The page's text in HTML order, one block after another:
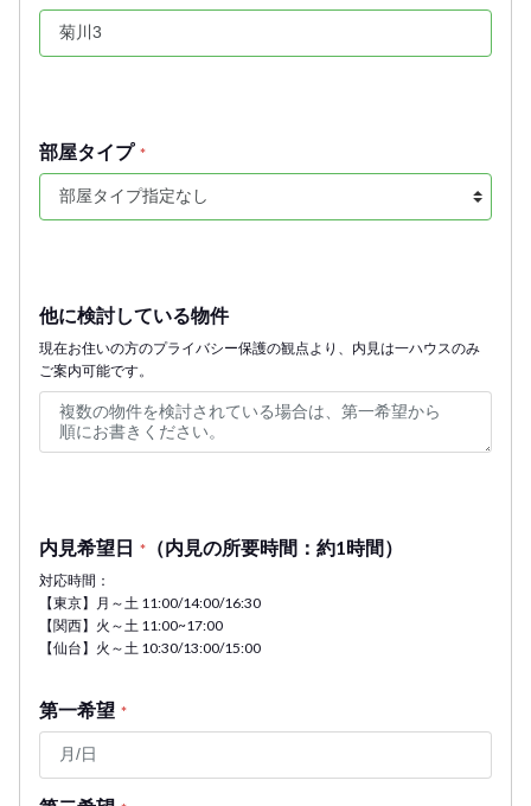
部屋タイプ *
他に検討している物件
現在お住いの方のプライバシー保護の観点より、内見は一ハウスのみ
ご案内可能です。
内見希望日 * （内見の所要時間：約1時間）
対応時間：
【東京】月～土 11:00/14:00/16:30
【関西】火～土 11:00~17:00
【仙台】火～土 10:30/13:00/15:00
第一希望 *